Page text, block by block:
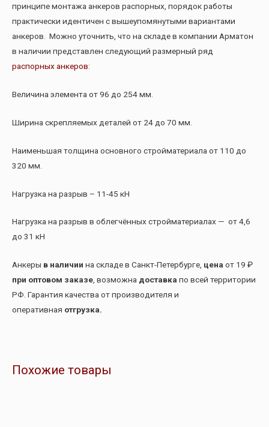
принципе монтажа анкеров распорных, порядок работы
практически идентичен с вышеупомянутыми вариантами
анкеров. Можно уточнить, что на складе в компании Арматон
в наличии представлен следующий размерный ряд
распорных анкеров:
Величина элемента от 96 до 254 мм.
Ширина скрепляемых деталей от 24 до 70 мм.
Наименьшая толщина основного стройматериала от 110 до
320 мм.
Нагрузка на разрыв – 11-45 кН
Нагрузка на разрыв в облегчённых стройматериалах — от 4,6
до 31 кН
Анкеры в наличии на складе в Санкт-Петербурге, цена от 19 ₽
при оптовом заказе, возможна доставка по всей территории
РФ. Гарантия качества от производителя и
оперативная отгрузка.
Похожие товары